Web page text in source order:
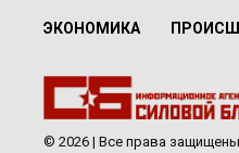
ЭКОНОМИКА
© 2026 | Все права защищены